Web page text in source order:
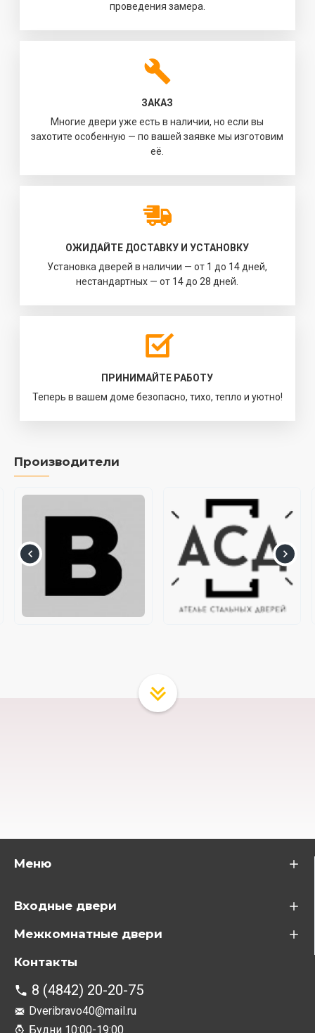
проведения замера.
ЗАКАЗ
Многие двери уже есть в наличии, но если вы
захотите особенную — по вашей заявке мы изготовим
её.
ОЖИДАЙТЕ ДОСТАВКУ И УСТАНОВКУ
Установка дверей в наличии — от 1 до 14 дней,
нестандартных — от 14 до 28 дней.
ПРИНИМАЙТЕ РАБОТУ
Теперь в вашем доме безопасно, тихо, тепло и уютно!
Производители
Меню
Входные двери
Межкомнатные двери
Контакты
8 (4842) 20-20-75
Dveribravo40@mail.ru
Будни 10:00-19:00